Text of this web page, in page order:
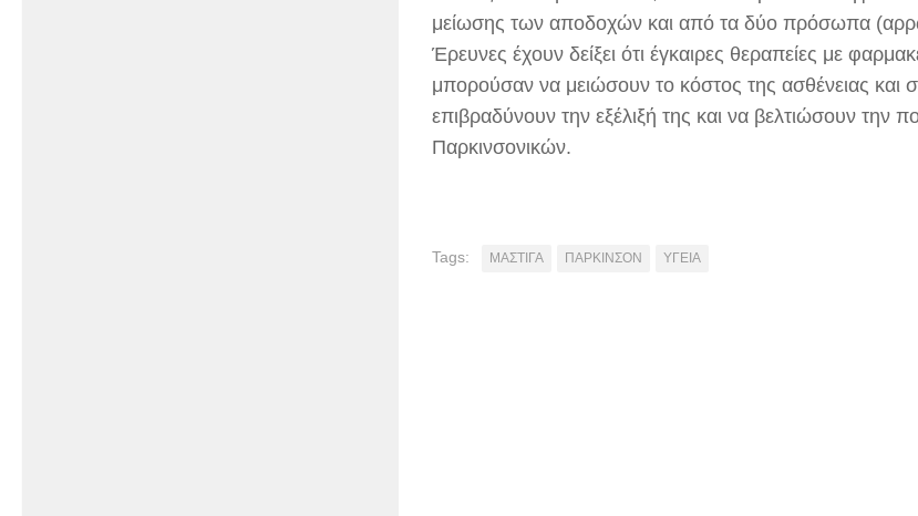
μείωσης των αποδοχών και από τα δύο πρόσωπα
Έρευνες έχουν δείξει ότι έγκαιρες θεραπείες με
μπορούσαν να μειώσουν το κόστος της ασθένειας και
επιβραδύνουν την εξέλιξή της και να βελτιώσουν την
Παρκινσονικών.
Tags: ΜΑΣΤΙΓΑ ΠΑΡΚΙΝΣΟΝ ΥΓΕΙΑ